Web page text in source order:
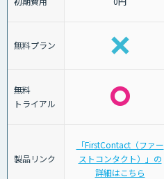
無料プラン
無料
トライアル
製品リンク
「FirstContact（ファー
ストコンタクト）」の
詳細はこちら